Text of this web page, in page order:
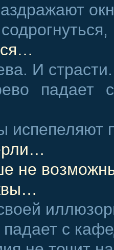
И страсти.
падает
испепеляют
не
с